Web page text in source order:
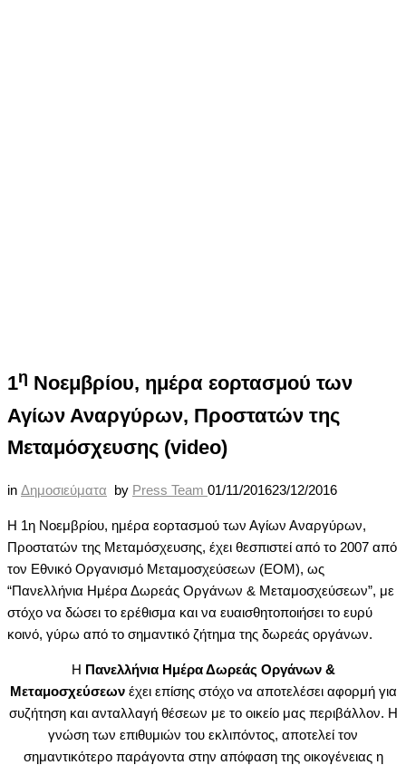
1η Νοεμβρίου, ημέρα εορτασμού των
Αγίων Αναργύρων, Προστατών της
Μεταμόσχευσης (video)
in Δημοσιεύματα by Press Team 01/11/201623/12/2016
Η 1η Νοεμβρίου, ημέρα εορτασμού των Αγίων Αναργύρων,
Προστατών της Μεταμόσχευσης, έχει θεσπιστεί από το 2007 από
τον Εθνικό Οργανισμό Μεταμοσχεύσεων (ΕΟΜ), ως
“Πανελλήνια Ημέρα Δωρεάς Οργάνων & Μεταμοσχεύσεων”, με
στόχο να δώσει το ερέθισμα και να ευαισθητοποιήσει το ευρύ
κοινό, γύρω από το σημαντικό ζήτημα της δωρεάς οργάνων.
Η Πανελλήνια Ημέρα Δωρεάς Οργάνων &
Μεταμοσχεύσεων έχει επίσης στόχο να αποτελέσει αφορμή για
συζήτηση και ανταλλαγή θέσεων με το οικείο μας περιβάλλον. Η
γνώση των επιθυμιών του εκλιπόντος, αποτελεί τον
σημαντικότερο παράγοντα στην απόφαση της οικογένειας η